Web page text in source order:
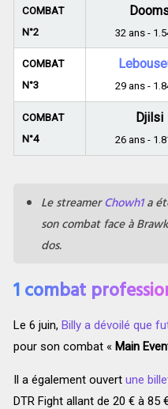
COMBAT
N°2
32 ans -
COMBAT
N°3
29 ans -
COMBAT
N°4
Djilsi
26 ans -
Le streamerChowh1a
son combat face à
dos.
1 combat
Le 6 juin, Billy a dévoilé que
pour son combat « Main
Il a également ouvert une
DTR Fight allant de 20 € à 85